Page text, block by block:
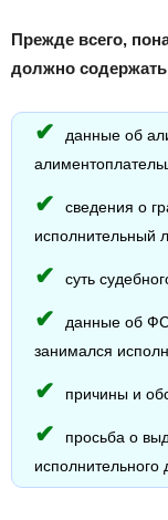
Прежде всего,
должно
данные об
сведения о
исполнительный
суть
данные об
занимался
причины и
просьба о
исполнительного